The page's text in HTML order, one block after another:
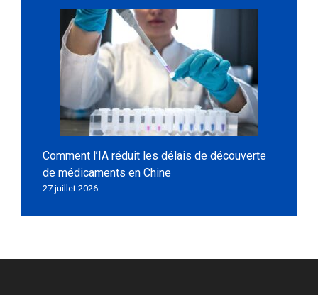
Comment l’IA réduit les délais de découverte
de médicaments en Chine
27 juillet 2026